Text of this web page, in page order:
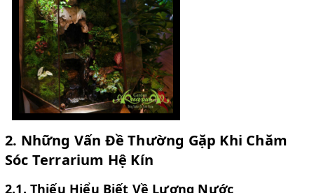
2. Những Vấn Đề Thường Gặp Khi Chăm
Sóc Terrarium Hệ Kín
2.1. Thiếu Hiểu Biết Về Lượng Nước